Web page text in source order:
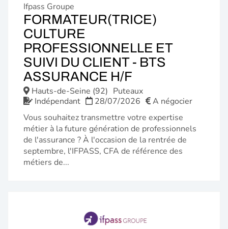
Ifpass Groupe
FORMATEUR(TRICE)
CULTURE
PROFESSIONNELLE ET
SUIVI DU CLIENT - BTS
ASSURANCE H/F
FENÊTRE)
Hauts-de-Seine (92) Puteaux
Indépendant
28/07/2026
A négocier
Vous souhaitez transmettre votre expertise
métier à la future génération de professionnels
de l'assurance ? À l'occasion de la rentrée de
septembre, l'IFPASS, CFA de référence des
métiers de...